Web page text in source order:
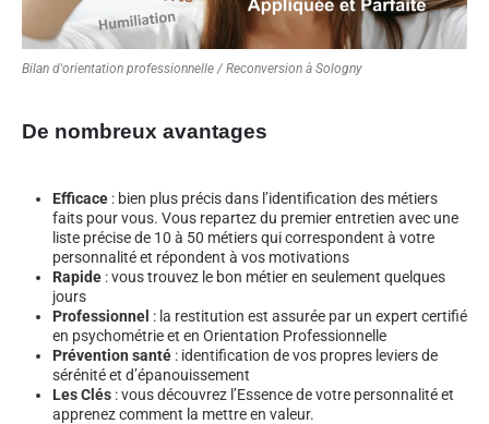
Bilan d'orientation professionnelle / Reconversion à Sologny
De nombreux avantages
Efficace : bien plus précis dans l’identification des métiers
faits pour vous. Vous repartez du premier entretien avec une
liste précise de 10 à 50 métiers qui correspondent à votre
personnalité et répondent à vos motivations
Rapide : vous trouvez le bon métier en seulement quelques
jours
Professionnel : la restitution est assurée par un expert certifié
en psychométrie et en Orientation Professionnelle
Prévention santé : identification de vos propres leviers de
sérénité et d’épanouissement
Les Clés : vous découvrez l’Essence de votre personnalité et
apprenez comment la mettre en valeur.